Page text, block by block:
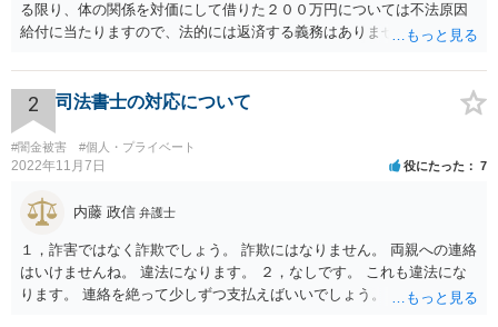
る限り、体の関係を対価にして借りた２００万円については不法原因
給付に当たりますので、法的には返済する義務はありません。家族に
をお勧めします。
2 司法書士の対応について
#闇金被害 #個人・プライベート
2022年11月7日 役にたった 7
内藤 政信 弁護士
１，詐害ではなく詐欺でしょう。 詐欺にはなりません。 両親への連絡
はいけませんね。 違法になります。 ２，なしです。 これも違法にな
ります。 連絡を絶って少しずつ支払えばいいでしょう。